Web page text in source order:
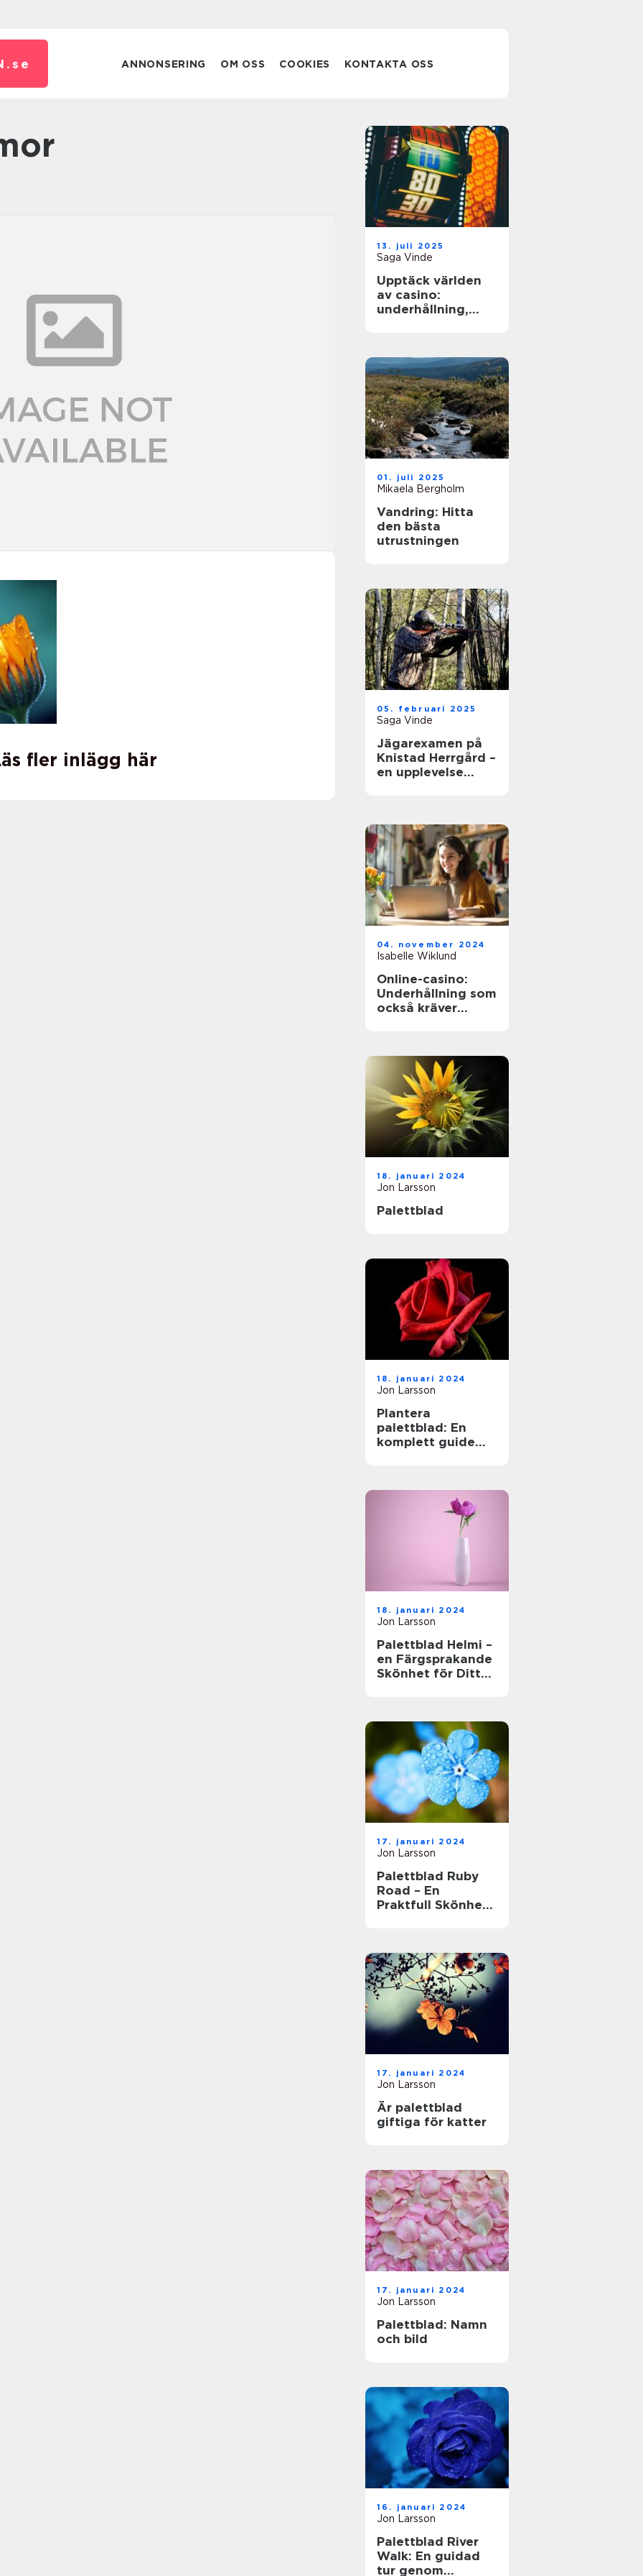
se ANNONSERING OM OSS COOKIES KONTAKTA OSS
fler inlägg här
13. juli 2025
Saga Vinde
Upptäck världen
av casino:
underhållning,
01. juli 2025
Mikaela Bergholm
Vandring: Hitta
den bästa
utrustningen
05. februari 2025
Saga Vinde
Jägarexamen på
Knistad Herrgård –
en upplevelse
04. november 2024
Isabelle Wiklund
Online-casino:
Underhållning som
också kräver
18. januari 2024
Jon Larsson
Palettblad
18. januari 2024
Jon Larsson
Plantera
palettblad: En
komplett guide
18. januari 2024
Jon Larsson
Palettblad Helmi –
en Färgsprakande
Skönhet för Ditt
17. januari 2024
Jon Larsson
Palettblad Ruby
Road – En
Praktfull Skönhet
17. januari 2024
Jon Larsson
Är palettblad
giftiga för katter
17. januari 2024
Jon Larsson
Palettblad: Namn
och bild
16. januari 2024
Jon Larsson
Palettblad River
Walk: En guidad
tur genom